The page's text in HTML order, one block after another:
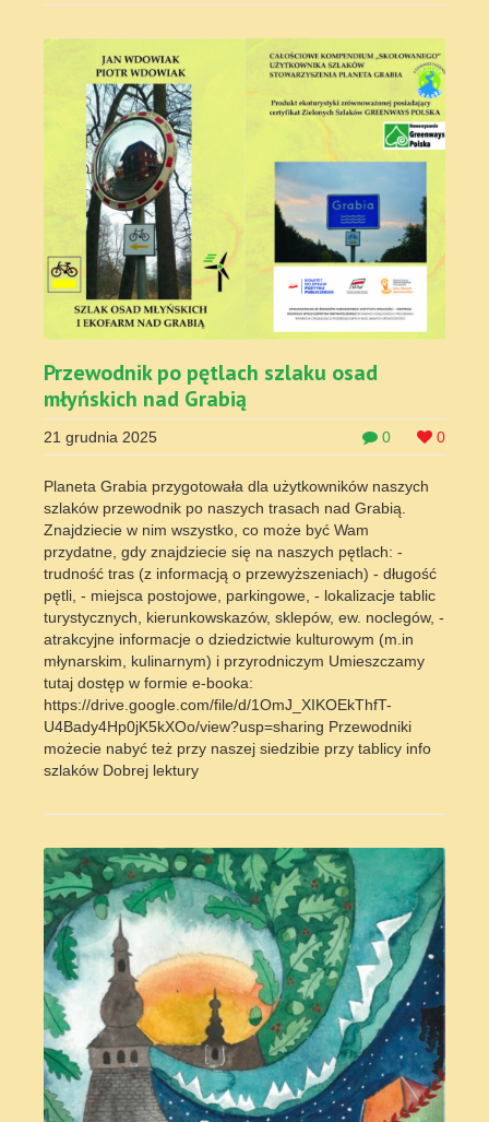
Przewodnik po pętlach szlaku osad
młyńskich nad Grabią
0 0
21 grudnia 2025
Planeta Grabia przygotowała dla użytkowników naszych
szlaków przewodnik po naszych trasach nad Grabią.
Znajdziecie w nim wszystko, co może być Wam
przydatne, gdy znajdziecie się na naszych pętlach: -
trudność tras (z informacją o przewyższeniach) - długość
pętli, - miejsca postojowe, parkingowe, - lokalizacje tablic
turystycznych, kierunkowskazów, sklepów, ew. noclegów, -
atrakcyjne informacje o dziedzictwie kulturowym (m.in
młynarskim, kulinarnym) i przyrodniczym Umieszczamy
tutaj dostęp w formie e-booka:
https://drive.google.com/file/d/1OmJ_XIKOEkThfT-
U4Bady4Hp0jK5kXOo/view?usp=sharing Przewodniki
możecie nabyć też przy naszej siedzibie przy tablicy info
szlaków Dobrej lektury